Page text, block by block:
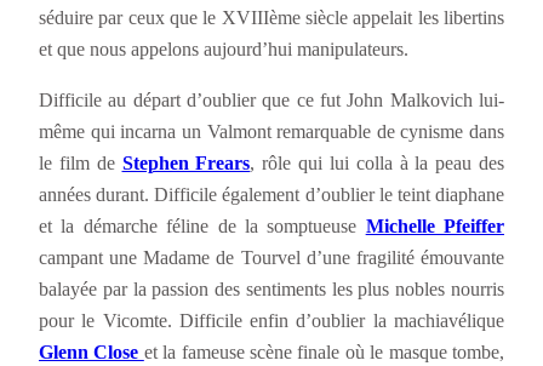
séduire par ceux que le XVIIIème siècle appelait les libertins
et que nous appelons aujourd’hui manipulateurs.
Difficile au départ d’oublier que ce fut John Malkovich lui-
même qui incarna un Valmont remarquable de cynisme dans
le film de Stephen Frears, rôle qui lui colla à la peau des
années durant. Difficile également d’oublier le teint diaphane
et la démarche féline de la somptueuse Michelle Pfeiffer
campant une Madame de Tourvel d’une fragilité émouvante
balayée par la passion des sentiments les plus nobles nourris
pour le Vicomte. Difficile enfin d’oublier la machiavélique
Glenn Close et la fameuse scène finale où le masque tombe,